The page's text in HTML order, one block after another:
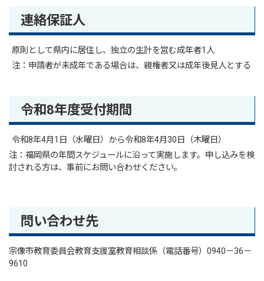
連絡保証人
原則として県内に居住し、独立の生計を営む成年者1人
注：申請者が未成年である場合は、親権者又は成年後見人とする
令和8年度受付期間
令和8年4月1日（水曜日）から令和8年4月30日（木曜日）
注：福岡県の年間スケジュールに沿って実施します。申し込みを検
討される方は、事前にお問い合わせください。
問い合わせ先
宗像市教育委員会教育支援室教育相談係（電話番号）0940－36－
9610